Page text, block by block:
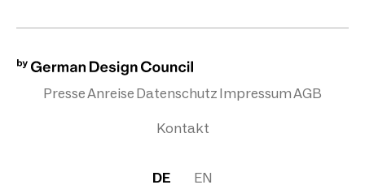
PresseAnreiseDatenschutzImpressumAGB
Kontakt
DE EN